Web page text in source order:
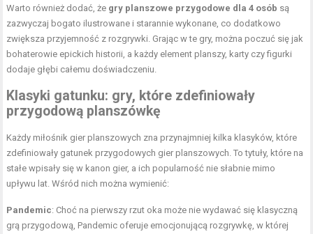
Warto również dodać, że gry planszowe przygodowe dla 4 osób są
zazwyczaj bogato ilustrowane i starannie wykonane, co dodatkowo
zwiększa przyjemność z rozgrywki. Grając w te gry, można poczuć się jak
bohaterowie epickich historii, a każdy element planszy, karty czy figurki
dodaje głębi całemu doświadczeniu.
Klasyki gatunku: gry, które zdefiniowały
przygodową planszówkę
Każdy miłośnik gier planszowych zna przynajmniej kilka klasyków, które
zdefiniowały gatunek przygodowych gier planszowych. To tytuły, które na
stałe wpisały się w kanon gier, a ich popularność nie słabnie mimo
upływu lat. Wśród nich można wymienić:
Pandemic: Choć na pierwszy rzut oka może nie wydawać się klasyczną
grą przygodową, Pandemic oferuje emocjonującą rozgrywkę, w której